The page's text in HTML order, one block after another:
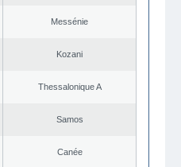
Messénie
Kozani
Thessalonique A
Samos
Canée